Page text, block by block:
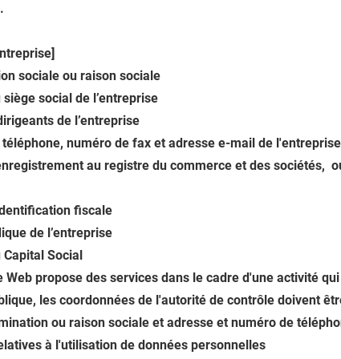
sociale ou raison sociale
social de l’entreprise
de l’entreprise
téléphone, numéro de fax et adresse e-mail de l'entreprise
au registre du commerce et des sociétés,
fiscale
de l’entreprise
Social
Web propose des services dans le cadre d'une activité
les coordonnées de l'autorité de contrôle doivent
ou raison sociale et adresse et numéro de
à l'utilisation de données personnelles